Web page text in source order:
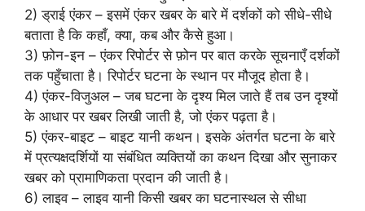
2) ड्राई एंकर – इसमें एंकर खबर के बारे में दर्शकों को सीधे-सीधे
बताता है कि कहाँ, क्या, कब और कैसे हुआ।
3) फ़ोन-इन – एंकर रिपोर्टर से फ़ोन पर बात करके सूचनाएँ दर्शकों
तक पहुँचाता है। रिपोर्टर घटना के स्थान पर मौजूद होता है।
4) एंकर-विजुअल – जब घटना के दृश्य मिल जाते हैं तब उन दृश्यों
के आधार पर खबर लिखी जाती है, जो एंकर पढ़ता है।
5) एंकर-बाइट – बाइट यानी कथन। इसके अंतर्गत घटना के बारे
में प्रत्यक्षदर्शियों या संबंधित व्यक्तियों का कथन दिखा और सुनाकर
खबर को प्रामाणिकता प्रदान की जाती है।
6) लाइव – लाइव यानी किसी खबर का घटनास्थल से सीधा